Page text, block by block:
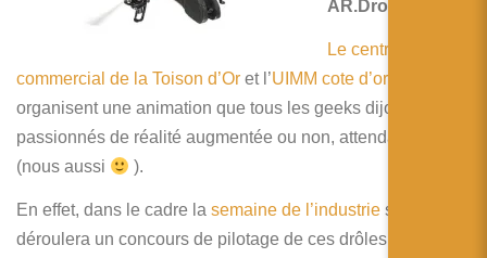
AR.Drones !!!
Le centre
commercial de la Toison d’Or et l’UIMM cote d’or
organisent une animation que tous les geeks dijonnais,
passionnés de réalité augmentée ou non, attendaient
(nous aussi
).
En effet, dans le cadre la semaine de l’industrie se
déroulera un concours de pilotage de ces drôles de